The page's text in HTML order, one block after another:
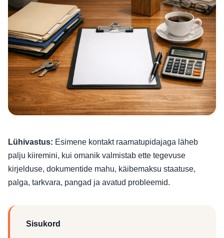
Lühivastus: Esimene kontakt raamatupidajaga läheb
palju kiiremini, kui omanik valmistab ette tegevuse
kirjelduse, dokumentide mahu, käibemaksu staatuse,
palga, tarkvara, pangad ja avatud probleemid.
Sisukord